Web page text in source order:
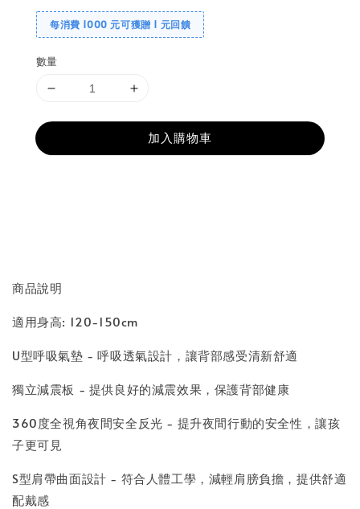
每消費 1000 元可獲贈 1 元回饋
數量
加入購物車
商品說明
適用身高: 120-150cm
U型呼吸氣墊 - 呼吸透氣設計，讓背部感受清新舒適
獨立減震板 - 提供良好的減震效果，保護背部健康
360度全視角夜間安全反光 - 提升夜間行動的安全性，讓孩
子更可見
S型肩帶曲面設計 - 符合人體工學，減輕肩膀負擔，提供舒適
配戴感